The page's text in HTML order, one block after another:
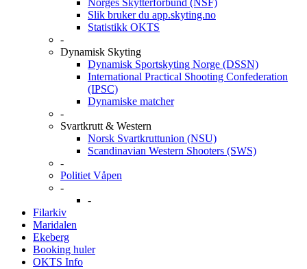
Norges Skytterforbund (NSF)
Slik bruker du app.skyting.no
Statistikk OKTS
-
Dynamisk Skyting
Dynamisk Sportskyting Norge (DSSN)
International Practical Shooting Confederation
(IPSC)
Dynamiske matcher
-
Svartkrutt & Western
Norsk Svartkruttunion (NSU)
Scandinavian Western Shooters (SWS)
-
Politiet Våpen
-
-
Filarkiv
Maridalen
Ekeberg
Booking huler
OKTS Info